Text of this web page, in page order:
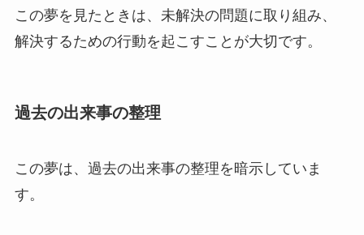
この夢を見たときは、未解決の問題に取り組み、
解決するための行動を起こすことが大切です。
過去の出来事の整理
この夢は、過去の出来事の整理を暗示していま
す。